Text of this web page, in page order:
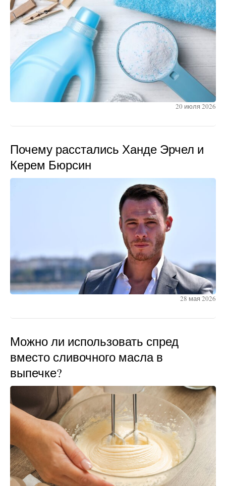
20 июля 2026
Почему расстались Ханде Эрчел и
Керем Бюрсин
28 мая 2026
Можно ли использовать спред
вместо сливочного масла в
выпечке?